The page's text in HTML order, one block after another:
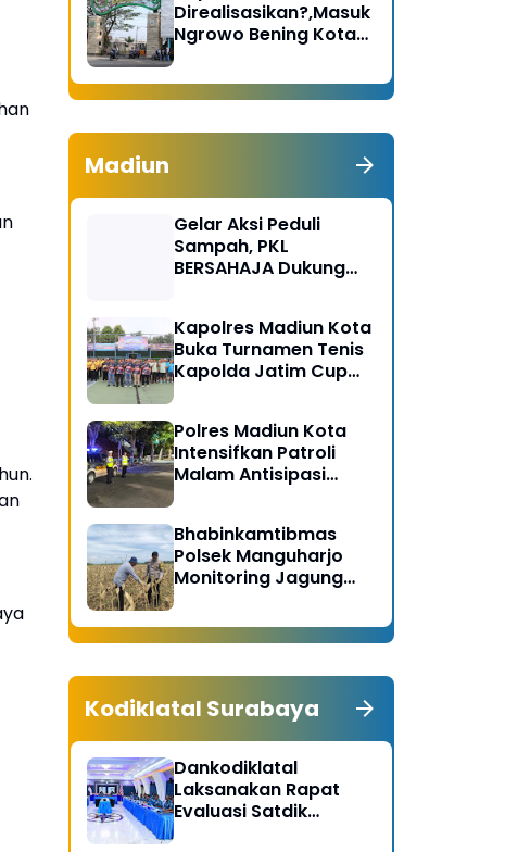
Direalisasikan?,Masuk
Ngrowo Bening Kota
Dikenakan Tarif
Madiun
Gelar Aksi Peduli
Sampah, PKL
BERSAHAJA Dukung
Madiun
Kapolres Madiun Kota
Buka Turnamen Tenis
Kapolda Jatim Cup
Polres Madiun Kota
Intensifkan Patroli
Malam Antisipasi
Bhabinkamtibmas
Polsek Manguharjo
Monitoring Jagung
Dukung Swasembada
Pangan 2026
Kodiklatal Surabaya
Dankodiklatal
Laksanakan Rapat
Evaluasi Satdik